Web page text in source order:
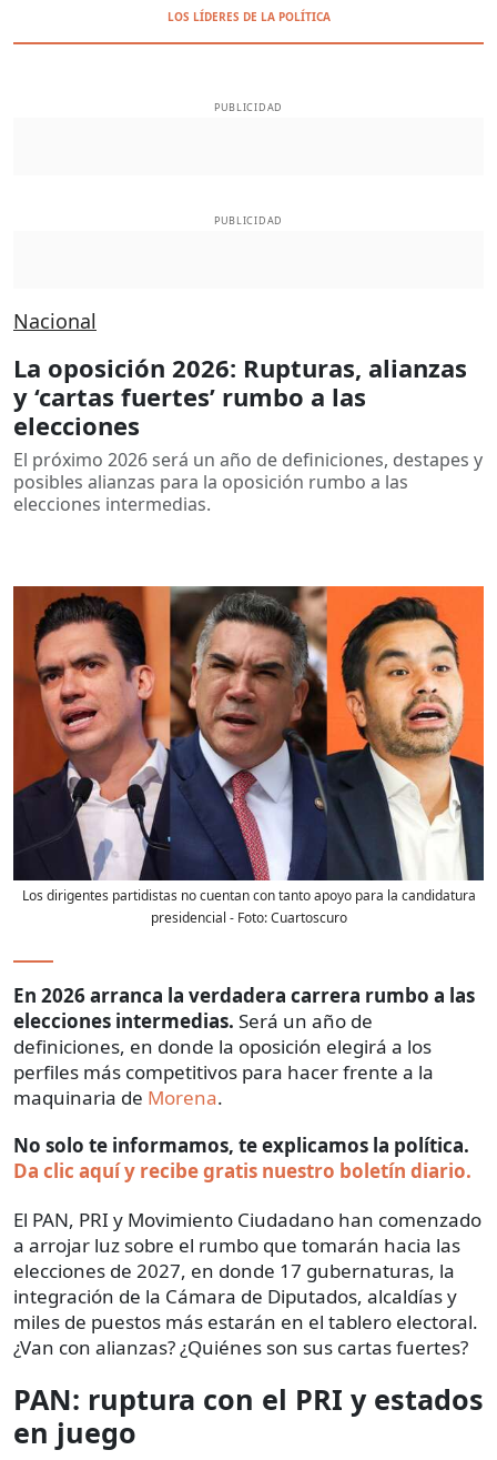
LOS LÍDERES DE LA POLÍTICA
PUBLICIDAD
PUBLICIDAD
Nacional
La oposición 2026: Rupturas, alianzas
y ‘cartas fuertes’ rumbo a las
elecciones
El próximo 2026 será un año de definiciones, destapes y
posibles alianzas para la oposición rumbo a las
elecciones intermedias.
Los dirigentes partidistas no cuentan con tanto apoyo para la candidatura
presidencial - Foto:Cuartoscuro
En 2026 arranca la verdadera carrera rumbo a las
elecciones intermedias. Será un año de
definiciones, en donde la oposición elegirá a los
perfiles más competitivos para hacer frente a la
maquinaria de Morena.
No solo te informamos, te explicamos la política.
Da clic aquí y recibe gratis nuestro boletín diario.
El PAN, PRI y Movimiento Ciudadano han comenzado
a arrojar luz sobre el rumbo que tomarán hacia las
elecciones de 2027, en donde 17 gubernaturas, la
integración de la Cámara de Diputados, alcaldías y
miles de puestos más estarán en el tablero electoral.
¿Van con alianzas? ¿Quiénes son sus cartas fuertes?
PAN: ruptura con el PRI y estados
en juego